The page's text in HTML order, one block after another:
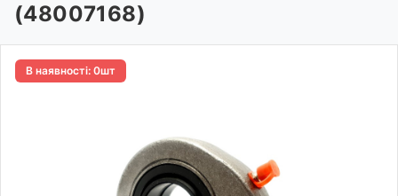
(48007168)
В наявності: 0шт